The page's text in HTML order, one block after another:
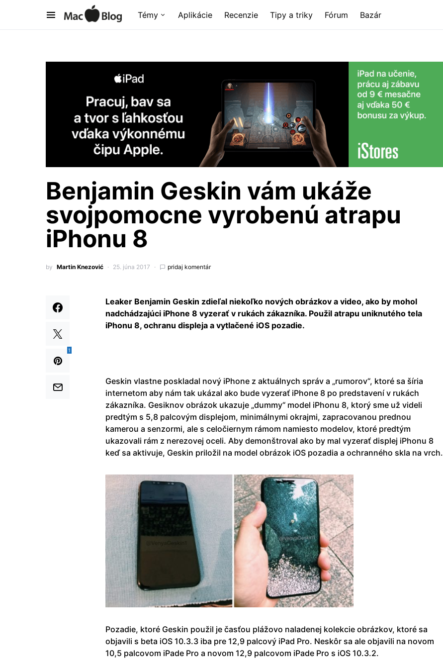
Témy Aplikácie Recenzie Tipy a triky Fórum Bazár
Benjamin Geskin vám ukáže
svojpomocne vyrobenú atrapu
iPhonu 8
by Martin Knezović 25. júna 2017 pridaj komentár
1
Leaker Benjamin Geskin zdieľal niekoľko nových obrázkov a video, ako by mohol
nadchádzajúci iPhone 8 vyzerať v rukách zákazníka. Použil atrapu uniknutého tela
iPhonu 8, ochranu displeja a vytlačené iOS pozadie.
Geskin vlastne poskladal nový iPhone z aktuálnych správ a „rumorov“, ktoré sa šíria
internetom aby nám tak ukázal ako bude vyzerať iPhone 8 po predstavení v rukách
zákazníka. Gesiknov obrázok ukazuje „dummy“ model iPhonu 8, ktorý sme už videli
predtým s 5,8 palcovým displejom, minimálnymi okrajmi, zapracovanou prednou
kamerou a senzormi, ale s celočiernym rámom namiesto modelov, ktoré predtým
ukazovali rám z nerezovej oceli. Aby demonštroval ako by mal vyzerať displej iPhonu 8
keď sa aktivuje, Geskin priložil na model obrázok iOS pozadia a ochranného skla na vrch.
Pozadie, ktoré Geskin použil je časťou plážovo naladenej kolekcie obrázkov, ktoré sa
objavili s beta iOS 10.3.3 iba pre 12,9 palcový iPad Pro. Neskôr sa ale objavili na novom
10,5 palcovom iPade Pro a novom 12,9 palcovom iPade Pro s iOS 10.3.2.